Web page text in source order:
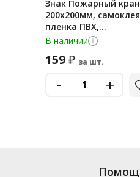
Знак Пожарный
200х200мм,
пленка ПВХ,
В наличии
159₽ за шт.
- +
. В ассортименте